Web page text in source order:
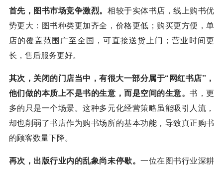
首先，图书市场竞争激烈。 相较于实体书店，线上购书优
势更大：图书种类更加齐全，价格更低；购买更方便，单
店的覆盖范围广至全国，可直接送货上门；营业时间更
长，售后服务更好。
其次，关闭的门店当中，有很大一部分属于“网红书店”，
他们做的本质上不是书的生意，而是空间的生意。书，更
多的只是一个场景。这种多元化经营策略虽能吸引人流，
却也削弱了书店作为购书场所的基本功能，导致真正购书
的顾客数量下降。
再次，出版行业内的乱象尚未停歇。一位在图书行业深耕